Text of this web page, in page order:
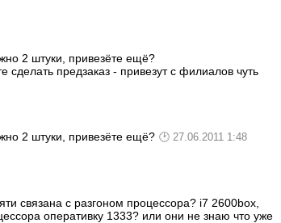
2 штуки, привезёте ещё?
предзаказ - привезут с филиалов чуть
2 штуки, привезёте ещё? 27.06.2011 1:48
связана с разгоном процессора? i7 2600box,
оперативку 1333? или они не знаю что уже